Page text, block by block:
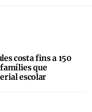
costa fins a 150
que
escolar